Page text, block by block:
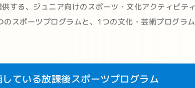
する、ジュニア向けのスポーツ・文化アクティビテ
スポーツプログラムと、1つの文化・芸術プログラ
ている放課後スポーツプログラム